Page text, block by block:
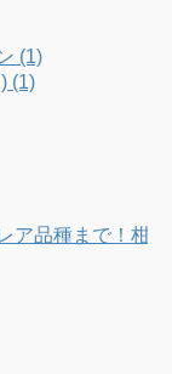
(1)
(1)
ア品種まで！柑